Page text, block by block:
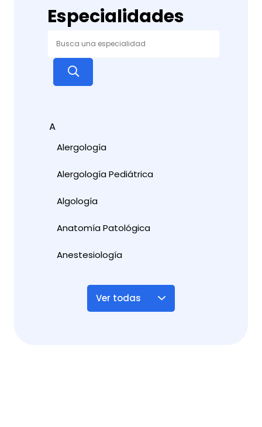
Especialidades
A
Alergología
Alergología Pediátrica
Algología
Anatomía Patológica
Anestesiología
Ver todas